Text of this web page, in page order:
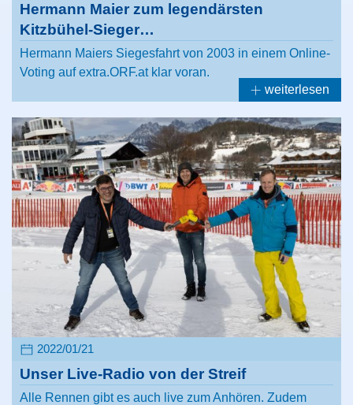
Hermann Maier zum legendärsten
Kitzbühel-Sieger…
Hermann Maiers Siegesfahrt von 2003 in einem Online-
Voting auf extra.ORF.at klar voran.
weiterlesen
2022/01/21
Unser Live-Radio von der Streif
Alle Rennen gibt es auch live zum Anhören. Zudem